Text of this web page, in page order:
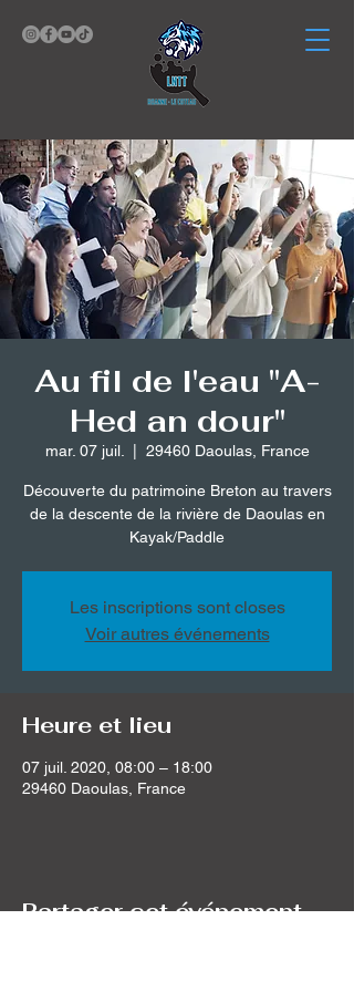
Au fil de l'eau "A-
Hed an dour"
mar. 07 juil. 29460 Daoulas, France
Découverte du patrimoine Breton au travers
de la descente de la rivière de Daoulas en
Kayak/Paddle
Les inscriptions sont closes
Voir autres événements
Heure et lieu
07 juil. 2020, 08:00 – 18:00
29460 Daoulas, France
Partager cet événement